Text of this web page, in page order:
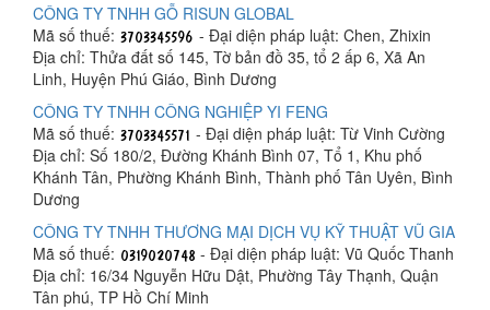
CÔNG TY TNHH GỖ RISUN GLOBAL
Mã số thuế:
- Đại diện pháp luật: Chen, Zhixin
Địa chỉ: Thửa đất số 145, Tờ bản đồ 35, tổ 2 ấp 6, Xã An
Linh, Huyện Phú Giáo, Bình Dương
CÔNG TY TNHH CÔNG NGHIỆP YI FENG
Mã số thuế:
- Đại diện pháp luật: Từ Vinh Cường
Địa chỉ: Số 180/2, Đường Khánh Bình 07, Tổ 1, Khu phố
Khánh Tân, Phường Khánh Bình, Thành phố Tân Uyên, Bình
Dương
CÔNG TY TNHH THƯƠNG MẠI DỊCH VỤ KỸ THUẬT VŨ GIA
Mã số thuế:
- Đại diện pháp luật: Vũ Quốc Thanh
Địa chỉ: 16/34 Nguyễn Hữu Dật, Phường Tây Thạnh, Quận
Tân phú, TP Hồ Chí Minh